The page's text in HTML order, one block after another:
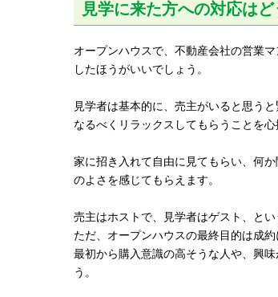
見学に来た方への対応は
オープンハウスで、不動産会社の営業
したほうがいいでしょう。
見学者は基本的に、売主がいると思うと
なるべくリラックスしてもらうことを心
家に招き入れて自由に見てもらい、何
のよさを感じてもらえます。
売主はホストで、見学者はゲスト、と
ただ、オープンハウスの最終目的は成
最初から購入意識の高そうな人や、興
う。